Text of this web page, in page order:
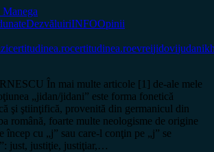
DezvăluiriINFOOpinii
certitudinea.rocertitudinea.roevreijidovijudani
În mai multe articole [1] de-ale mele
„jidan/jidani” este forma fonetică
şi ştiinţifică, provenită din germanicul din
română, foarte multe neologisme de origine
încep cu „j” sau care-l conţin pe „j” se
just, justiţie, justiţiar,…